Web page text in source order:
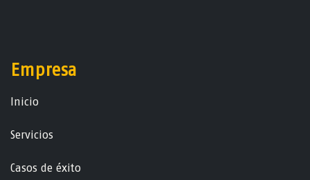
Empresa
Ini​ci​o
Servicios
Casos de éxito